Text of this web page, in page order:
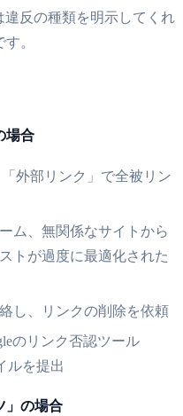
違反の種類を明示してくれ
。
場合
外部リンク」で全被リン
ム、無関係なサイトから
トが過度に最適化された
し、リンクの削除を依頼
のリンク否認ツール
ルを提出
」の場合